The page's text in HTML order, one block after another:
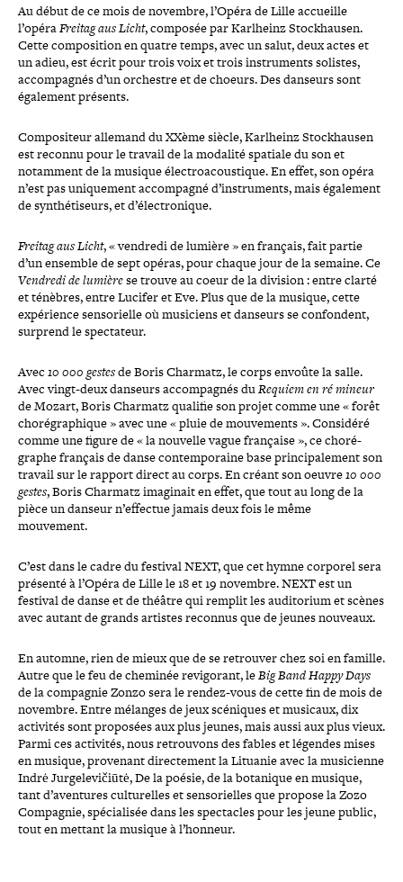
Au début de ce mois de novembre, l’Opéra de Lille accueille
l’opéraFreitag aus Licht, composée par Karlheinz Stockhausen.
Cette com­po­si­tion en quatre temps, avec un salut, deux actes et
un adieu, est écrit pour trois voix et trois ins­tru­ments solistes,
accom­pa­gnés d’un orchestre et de choeurs. Des danseurs sont
également présents.
Compositeur allemand du XXème siècle, Karlheinz Stockhausen
est reconnu pour le travail de la modalité spatiale du son et
notamment de la musique élec­troa­cous­tique. En effet, son opéra
n’est pas uni­que­ment accom­pa­gné d’instruments, mais également
de syn­thé­ti­seurs, et d’électronique.
Freitag aus Licht, « vendredi de lumière » en français, fait partie
d’un ensemble de sept opéras, pour chaque jour de la semaine. Ce
Vendredi de lumièrese trouve au coeur de la division : entre clarté
et ténèbres, entre Lucifer et Eve. Plus que de la musique, cette
expé­rience sen­so­rielle où musiciens et danseurs se confondent,
surprend le spectateur.
Avec 10 000 gestesde Boris Charmatz, le corps envoûte la salle.
Avec vingt-​deux danseurs accom­pa­gnés duRequiem en ré mineur
de Mozart, Boris Charmatz qualifie son projet comme une « forêt
cho­ré­gra­phique » avec une « pluie de mou­ve­ments ». Considéré
comme une figure de « la nouvelle vague française », ce cho­ré­
graphe français de danse contem­po­raine base prin­ci­pa­le­ment son
travail sur le rapport direct au corps. En créant son oeuvre10 000
gestes, Boris Charmatz imaginait en effet, que tout au long de la
pièce un danseur n’effectue jamais deux fois le même
mouvement.
C’est dans le cadre du festival NEXT, que cet hymne corporel sera
présenté à l’Opéra de Lille le 18 et 19 novembre. NEXT est un
festival de danse et de théâtre qui remplit les audi­to­rium et scènes
avec autant de grands artistes reconnus que de jeunes nouveaux.
En automne, rien de mieux que de se retrouver chez soi en famille.
Autre que le feu de cheminée revi­go­rant, leBig Band Happy Days
de la compagnie Zonzo sera le rendez-​vous de cette fin de mois de
novembre. Entre mélanges de jeux scéniques et musicaux, dix
activités sont proposées aux plus jeunes, mais aussi aux plus vieux.
Parmi ces activités, nous retrou­vons des fables et légendes mises
en musique, provenant direc­te­ment la Lituanie avec la musi­cienne
Indrė Jurgelevičiūtė, De la poésie, de la botanique en musique,
tant d’aventures cultu­relles et sen­so­rielles que propose la Zozo
Compagnie, spé­cia­li­sée dans les spec­tacles pour les jeune public,
tout en mettant la musique à l’honneur.